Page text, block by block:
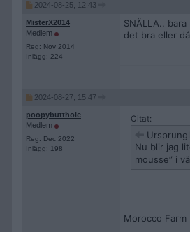
2024-08-25, 12:43
MisterX2014
Medlem
Reg: Nov 2014
Inlägg: 224
SNÄLLA..
det bra eller
2024-08-27, 15:47
poopybutthole
Medlem
Reg: Dec 2022
Inlägg: 198
Citat:
Nu blir jag
mousse” i
Morocco